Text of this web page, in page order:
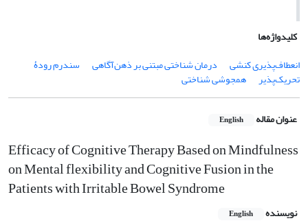
کلیدواژه‌ها
انعطاف‌پذیری کنشی
درمان شناختی مبتنی بر ذهن‌آگاهی سندرم رودۀ
تحریک‌پذیر همجوشی شناختی
عنوان مقاله English
Efficacy of Cognitive Therapy Based on Mindfulness
on Mental flexibility and Cognitive Fusion in the
Patients with Irritable Bowel Syndrome
نویسنده English